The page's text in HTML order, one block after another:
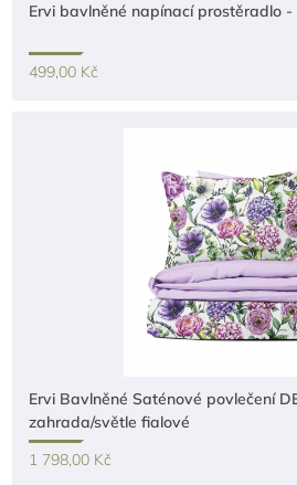
Ervi bavlněné napínací prostěradlo
499,00 Kč
Ervi Bavlněné Saténové povlečení
zahrada/světle fialové
1 798,00 Kč